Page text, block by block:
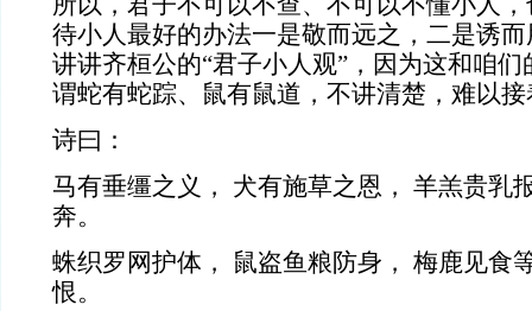
待小人最好的办法一是敬而远之，二是诱
讲讲齐桓公的“君子小人观”，因为这和咱
谓蛇有蛇踪、鼠有鼠道，不讲清楚，难以
诗曰：
马有垂缰之义， 犬有施草之恩， 羊羔贵乳
奔。
蛛织罗网护体， 鼠盗鱼粮防身， 梅鹿见食
恨。